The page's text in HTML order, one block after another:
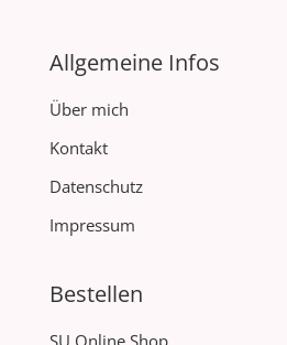
Allgemeine Infos
Über mich
Kontakt
Datenschutz
Impressum
Bestellen
SU Online Shop